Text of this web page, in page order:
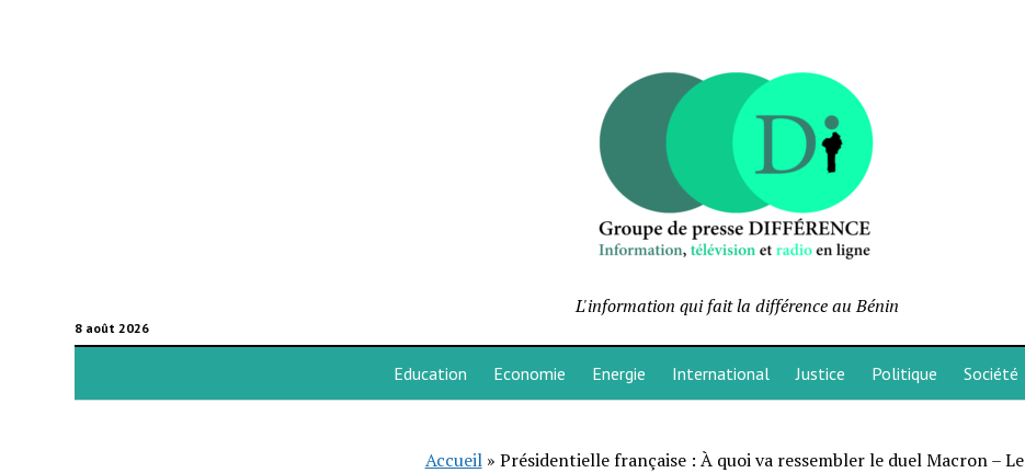
8 août 2026
L'information qui fait la différence au Bénin
Education Economie Energie International Justice Politique Société
Accueil» Présidentielle française : À quoi va ressembler le duel Macron – Le